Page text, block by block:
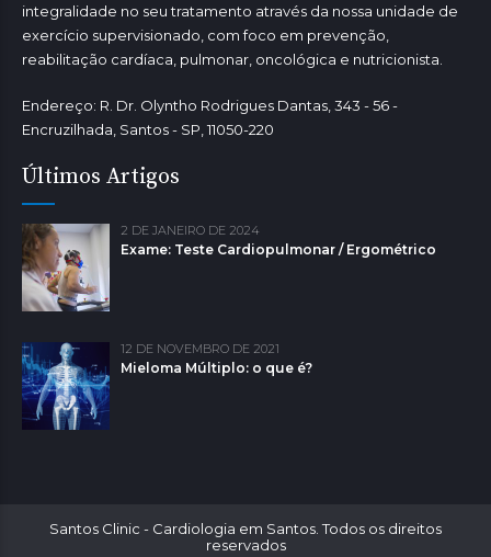
integralidade no seu tratamento através da nossa unidade de
exercício supervisionado, com foco em prevenção,
reabilitação cardíaca, pulmonar, oncológica e nutricionista.
Endereço: R. Dr. Olyntho Rodrigues Dantas, 343 - 56 -
Encruzilhada, Santos - SP, 11050-220
Últimos Artigos
2 DE JANEIRO DE 2024
Exame: Teste Cardiopulmonar / Ergométrico
12 DE NOVEMBRO DE 2021
Mieloma Múltiplo: o que é?
Santos Clinic - Cardiologia em Santos. Todos os direitos
reservados